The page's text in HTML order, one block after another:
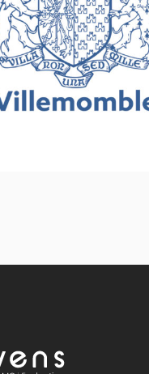
Ville de Villemomble
Inclusion - Solidarité - Social